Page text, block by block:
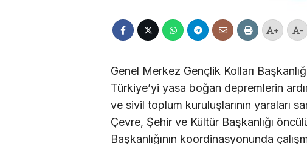
+ -
Genel Merkez Gençlik Kolları
Türkiye’yi yasa boğan depremlerin
ve sivil toplum kuruluşlarının yaraları
Çevre, Şehir ve Kültür Başkanlığı
Başkanlığının koordinasyonunda